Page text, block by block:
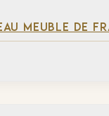
MEUBLE DE